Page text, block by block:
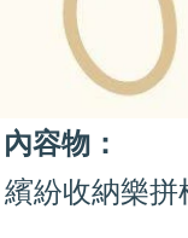
內容物：
繽紛收納樂拼